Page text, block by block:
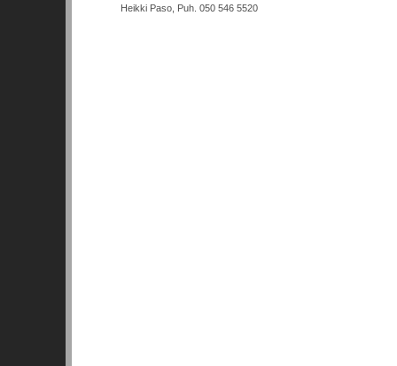
Heikki Paso, Puh. 050 546 5520